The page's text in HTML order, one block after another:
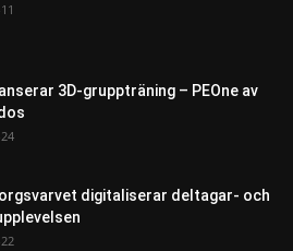
3D-gruppträning – PEOne av
digitaliserar deltagar- och